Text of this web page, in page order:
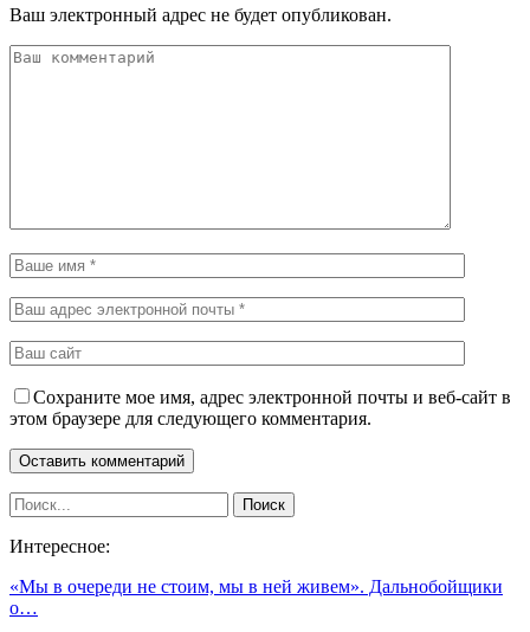
Ваш электронный адрес не будет опубликован.
Сохраните мое имя, адрес электронной почты и веб-сайт в
этом браузере для следующего комментария.
Интересное:
«Мы в очереди не стоим, мы в ней живем». Дальнобойщики
о…